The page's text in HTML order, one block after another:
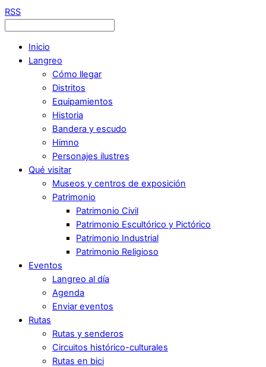
RSS
Inicio
Langreo
Cómo llegar
Distritos
Equipamientos
Historia
Bandera y escudo
Himno
Personajes ilustres
Qué visitar
Museos y centros de exposición
Patrimonio
Patrimonio Civil
Patrimonio Escultórico y Pictórico
Patrimonio Industrial
Patrimonio Religioso
Eventos
Langreo al día
Agenda
Enviar eventos
Rutas
Rutas y senderos
Circuitos histórico-culturales
Rutas en bici